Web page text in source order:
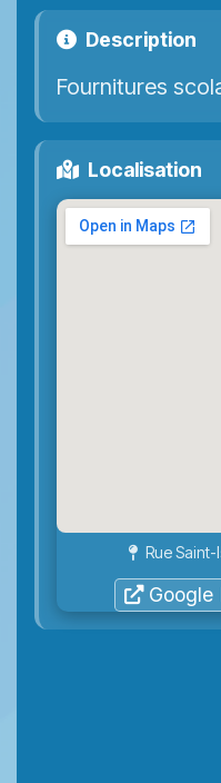
Description
Fournitures
Localisation
Rue
Google